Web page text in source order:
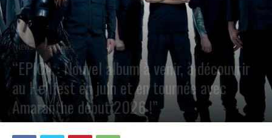
NEWS Tendance
“EPICA : Nouvel album à venir, à découvrir
au Hellfest en juin et en tournée avec
Amaranthe début 2026 !”